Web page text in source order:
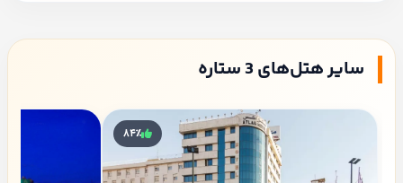
سایر هتل‌های 3 ستاره
۸۴٪